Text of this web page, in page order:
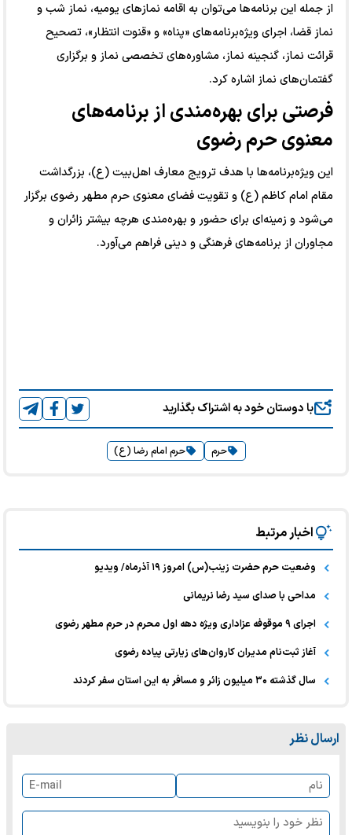
از جمله این برنامه‌ها می‌توان به اقامه نماز‌های یومیه، نماز شب و
نماز قضا، اجرای ویژه‌برنامه‌های «پناه» و «قنوت انتظار»، تصحیح
قرائت نماز، گنجینه نماز، مشاوره‌های تخصصی نماز و برگزاری
گفتمان‌های نماز اشاره کرد.
فرصتی برای بهره‌مندی از برنامه‌های
معنوی حرم رضوی
این ویژه‌برنامه‌ها با هدف ترویج معارف اهل‌بیت (ع)، بزرگداشت
مقام امام کاظم (ع) و تقویت فضای معنوی حرم مطهر رضوی برگزار
می‌شود و زمینه‌ای برای حضور و بهره‌مندی هرچه بیشتر زائران و
مجاوران از برنامه‌های فرهنگی و دینی فراهم می‌آورد.
با دوستان خود به اشتراک بگذارید
حرم حرم امام رضا (ع)
اخبار مرتبط
وضعیت حرم حضرت زینب(س) امروز ۱۹ آذرماه/ ویدیو
مداحی با صدای سید رضا نریمانی
اجرای ۹ موقوفه عزاداری ویژه دهه اول محرم در حرم مطهر رضوی
آغاز ثبت‌نام مدیران کاروان‌های زیارتی پیاده رضوی
سال گذشته ۳۰ میلیون زائر و مسافر به این استان سفر کردند
ارسال نظر